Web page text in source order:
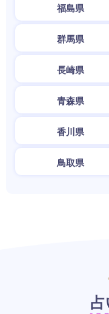
福島県
群馬県
長崎県
青森県
香川県
鳥取県